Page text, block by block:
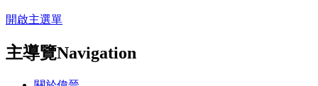
開啟主選單
主導覽Navigation